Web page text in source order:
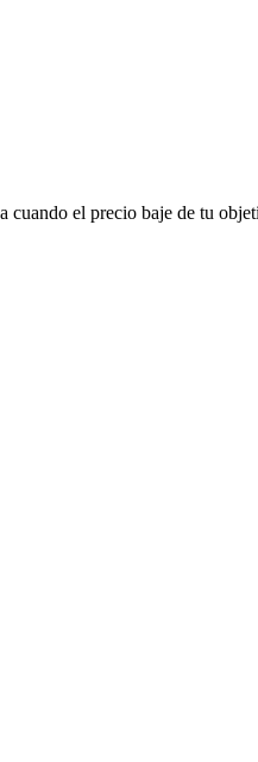
cuando el precio baje de tu